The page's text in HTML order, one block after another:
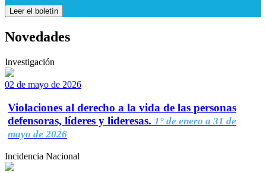
Leer el boletín
Novedades
Investigación
02 de mayo de 2026
Violaciones al derecho a la vida de las personas
defensoras, líderes y lideresas. 1° de enero a 31 de
mayo de 2026
Incidencia Nacional